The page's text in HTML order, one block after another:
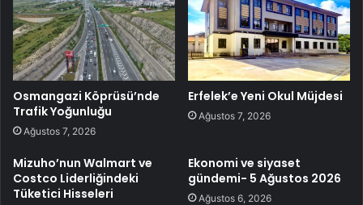
Osmangazi Köprüsü’nde
Trafik Yoğunluğu
Ağustos 7, 2026
Erfelek’e Yeni Okul Müjdesi
Ağustos 7, 2026
Mizuho’nun Walmart ve
Costco Liderliğindeki
Tüketici Hisseleri
Ekonomi ve siyaset
gündemi- 5 Ağustos 2026
Ağustos 6, 2026